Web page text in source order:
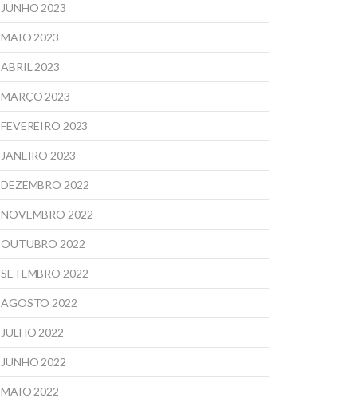
JUNHO 2023
MAIO 2023
ABRIL 2023
MARÇO 2023
FEVEREIRO 2023
JANEIRO 2023
DEZEMBRO 2022
NOVEMBRO 2022
OUTUBRO 2022
SETEMBRO 2022
AGOSTO 2022
JULHO 2022
JUNHO 2022
MAIO 2022